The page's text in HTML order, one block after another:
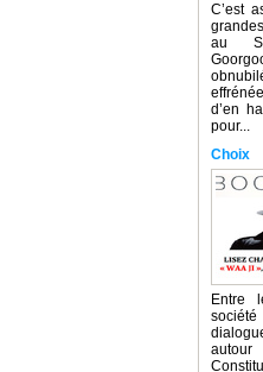
C’est
au
d’en
pour...
Choix
Entre